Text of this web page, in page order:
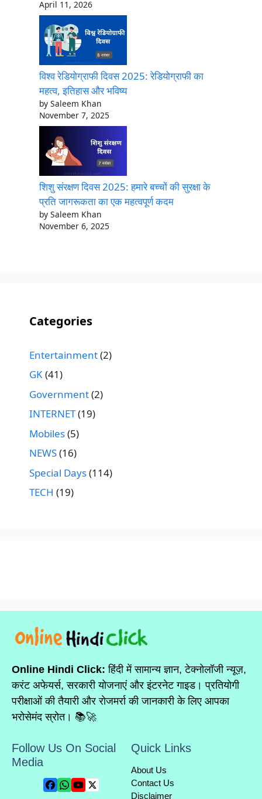
April 11, 2026
विश्व रेडियोग्राफी दिवस 2025: रेडियोग्राफी का
महत्व, इतिहास और भविष्य
by Saleem Khan
November 7, 2025
शिशु संरक्षण दिवस 2025: हमारे बच्चों की सुरक्षा के
प्रति जागरूकता का एक महत्वपूर्ण कदम
by Saleem Khan
November 6, 2025
Categories
Entertainment(2)
GK(41)
Government(2)
INTERNET(19)
Mobiles(5)
NEWS(16)
Special Days(114)
TECH (19)
Online Hindi Click: हिंदी में सामान्य ज्ञान, टेक्नोलॉजी न्यूज़,
करंट अफेयर्स, सरकारी योजनाएं और इंटरनेट गाइड। प्रतियोगी
परीक्षाओं की तैयारी और रोजमर्रा की जानकारी के लिए आपका
भरोसेमंद स्रोत। 📚🚀
Follow Us On Social
Media
Quick Links
About Us
Contact Us
Disclaimer